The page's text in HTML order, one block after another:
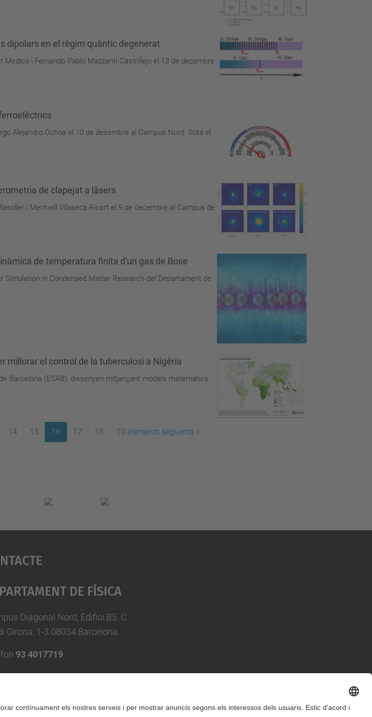
dipolars en el règim quàntic degenerat
i Fernando Pablo Mazzanti Castrillejo el 13 de decembre
Alejandro Ochoa el 10 de desembre al Campus Nord. Sota el
de clapejat a làsers
i Meritxell Vilaseca Ricart el 9 de decembre al Campus de
de temperatura finita d'un gas de Bose
Simulation in Condensed Matter Research del Departament de
millorar el control de la tuberculosi a Nigèria
Barcelona (ESAB), dissenyen mitjançant models matemàtics
14 15 16 17 18 10 elements següents >
De Física
Diagonal Nord, Edifici B5. C.
Girona, 1-3 08034 Barcelona
93 4017719